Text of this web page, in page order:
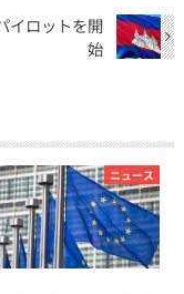
イロットを開
始
ニュース